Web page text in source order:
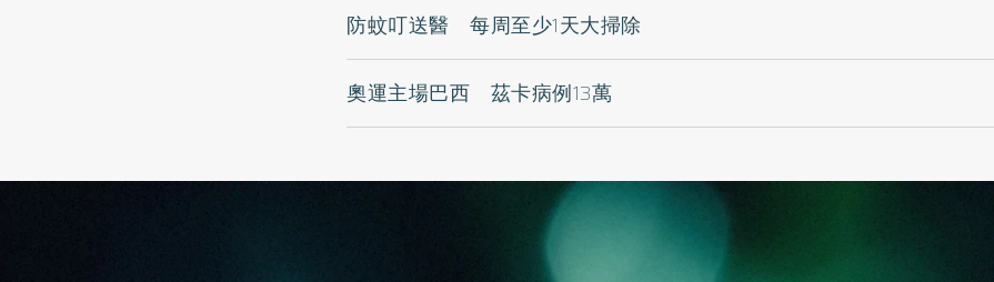
防蚊叮送醫 每周至少1天大掃除
奧運主場巴西 茲卡病例13萬